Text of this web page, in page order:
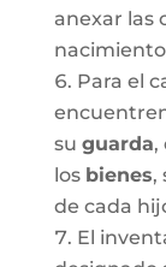
anexar las
Para el
su guarda,
los bienes,
de cada
El